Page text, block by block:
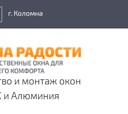
г. Коломна
и монтаж окон
и Алюминия